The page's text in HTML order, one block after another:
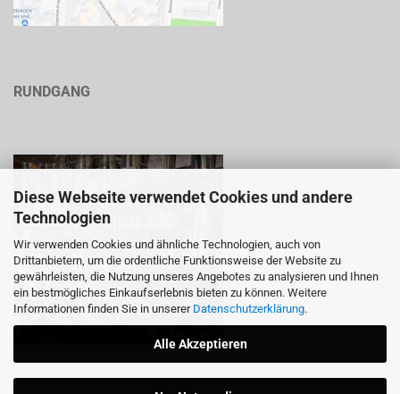
Diese Webseite verwendet Cookies und andere
Technologien
Wir verwenden Cookies und ähnliche Technologien, auch von
Drittanbietern, um die ordentliche Funktionsweise der Website zu
gewährleisten, die Nutzung unseres Angebotes zu analysieren und Ihnen
ein bestmögliches Einkaufserlebnis bieten zu können. Weitere
Informationen finden Sie in unserer Datenschutzerklärung.
Alle Akzeptieren
RUNDGANG